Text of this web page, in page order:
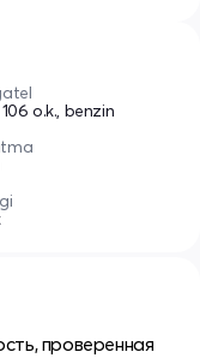
106 o.k., benzin
проверенная